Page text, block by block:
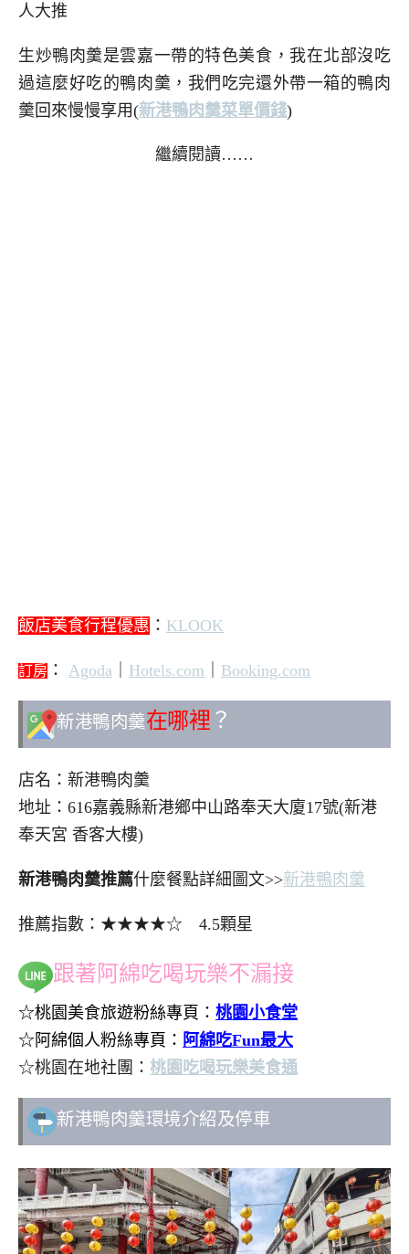
人大推
生炒鴨肉羹是雲嘉一帶的特色美食，我在北部沒吃
過這麼好吃的鴨肉羹，我們吃完還外帶一箱的鴨肉
羹回來慢慢享用(新港鴨肉羹菜單價錢)
繼續閱讀……
飯店美食行程優惠 ： KLOOK
訂房 ： Agoda Hotels.com Booking.com
新港鴨肉羹在哪裡 ？
店名：新港鴨肉羹
地址：616嘉義縣新港鄉中山路奉天大廈17號(新港
奉天宮 香客大樓)
新港鴨肉羹推薦什麼餐點詳細圖文>>新港鴨肉羹
推薦指數：★★★★☆ 4.5顆星
跟著阿綿吃喝玩樂不漏接
☆桃園美食旅遊粉絲專頁： 桃園小食堂
☆阿綿個人粉絲專頁： 阿綿吃Fun最大
☆桃園在地社團： 桃園吃喝玩樂美食通
新港鴨肉羹環境介紹及停車